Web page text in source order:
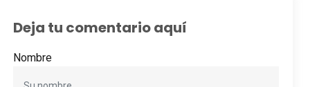
Deja tu comentario aquí
Nombre